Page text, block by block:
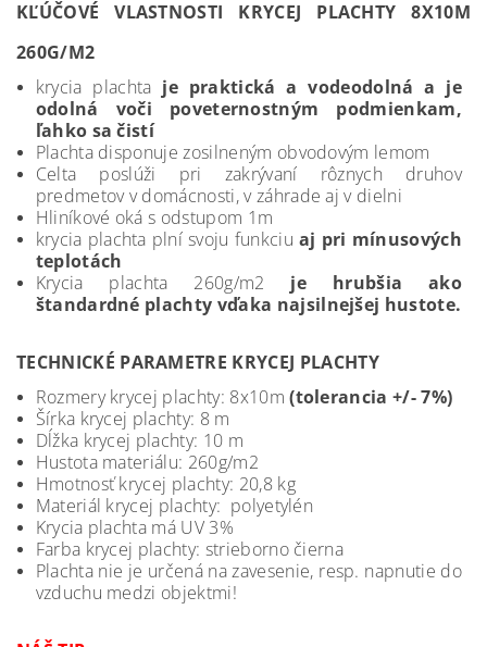
KĽÚČOVÉ VLASTNOSTI KRYCEJ PLACHTY 8X10M
260G/M2
krycia plachta je praktická a vodeodolná a je
odolná voči poveternostným podmienkam,
ľahko sa čistí
Plachta disponuje zosilneným obvodovým lemom
Celta poslúži pri zakrývaní rôznych druhov
predmetov v domácnosti, v záhrade aj v dielni
Hliníkové oká s odstupom 1m
krycia plachta plní svoju funkciuaj pri mínusových
teplotách
Krycia plachta 260g/m2 je hrubšia ako
štandardné plachty vďaka najsilnejšej hustote.
TECHNICKÉ PARAMETRE KRYCEJ PLACHTY
Rozmery krycej plachty: 8x10m(tolerancia +/- 7%)
Šírka krycej plachty: 8 m
Dĺžka krycej plachty: 10 m
Hustota materiálu: 260g/m2
Hmotnosť krycej plachty: 20,8 kg
Materiál krycej plachty: polyetylén
Krycia plachta má UV 3%
Farba krycej plachty: strieborno čierna
Plachta nie je určená na zavesenie, resp. napnutie do
vzduchu medzi objektmi!